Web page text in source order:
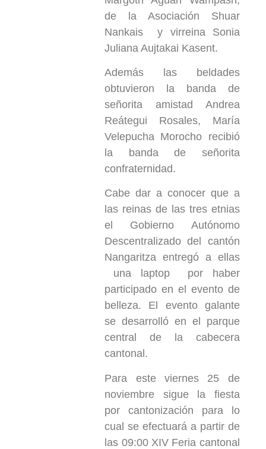
de la Asociación Shuar
Nankais y virreina Sonia
Juliana Aujtakai Kasent.
Además las beldades
obtuvieron la banda de
señorita amistad Andrea
Reátegui Rosales, María
Velepucha Morocho recibió
la banda de señorita
confraternidad.
Cabe dar a conocer que a
las reinas de las tres etnias
el Gobierno Autónomo
Descentralizado del cantón
Nangaritza entregó a ellas
una laptop por haber
participado en el evento de
belleza. El evento galante
se desarrolló en el parque
central de la cabecera
cantonal.
Para este viernes 25 de
noviembre sigue la fiesta
por cantonización para lo
cual se efectuará a partir de
las 09:00 XIV Feria cantonal